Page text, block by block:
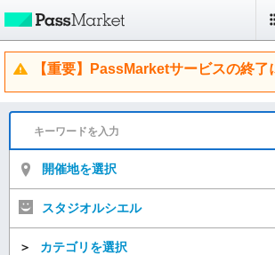
【重要】PassMarketサービスの終了
開催地を選択
スタジオルシエル
＞ カテゴリを選択